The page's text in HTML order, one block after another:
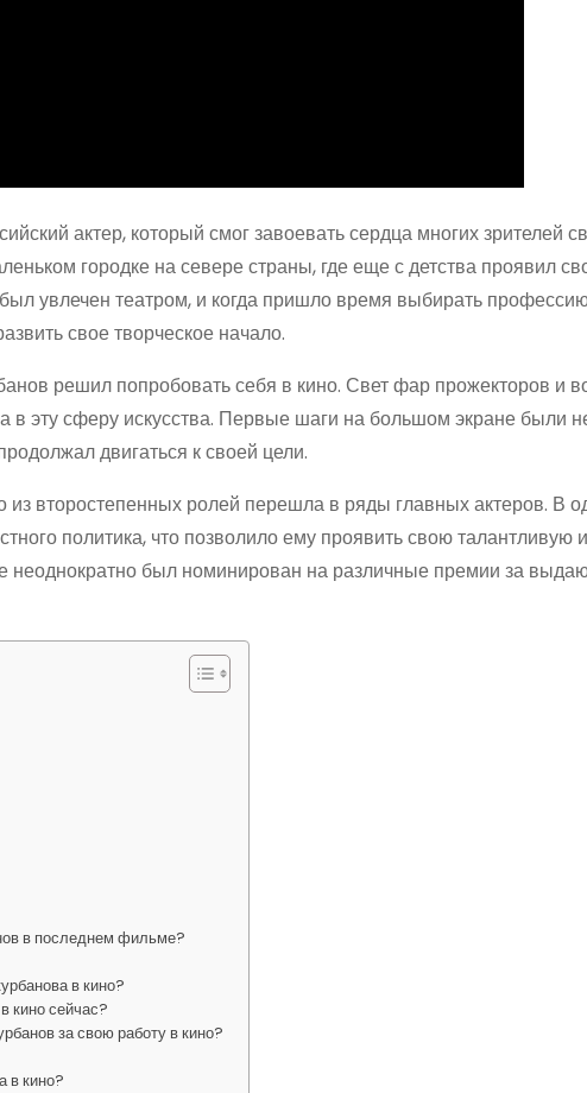
актер, который смог завоевать сердца многих зрителей
городке на севере страны, где еще с детства проявил
был увлечен театром, и когда пришло время выбирать
свое творческое начало.
решил попробовать себя в кино. Свет фар прожекторов и
в эту сферу искусства. Первые шаги на большом экране были
двигаться к своей цели.
второстепенных ролей перешла в ряды главных актеров. В
политика, что позволило ему проявить свою талантливую
неоднократно был номинирован на различные премии за
в последнем фильме?
в кино?
кино сейчас?
за свою работу в кино?
в кино?